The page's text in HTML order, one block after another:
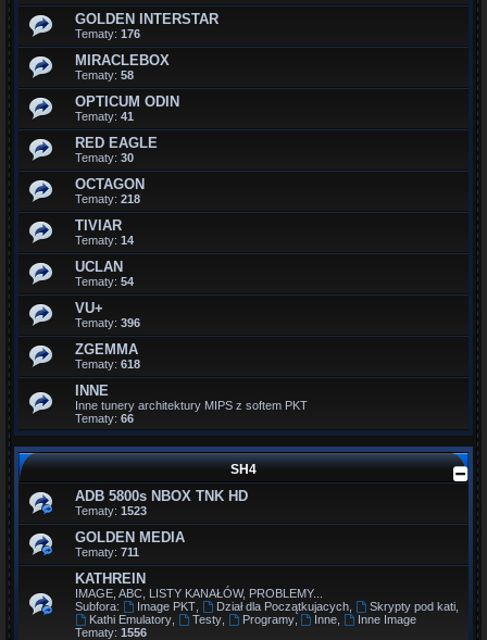
GOLDEN INTERSTAR
Tematy: 176
MIRACLEBOX
Tematy: 58
OPTICUM ODIN
Tematy: 41
RED EAGLE
Tematy: 30
OCTAGON
Tematy: 218
TIVIAR
Tematy: 14
UCLAN
Tematy: 54
VU+
Tematy: 396
ZGEMMA
Tematy: 618
INNE
Inne tunery architektury MIPS z softem PKT
Tematy: 66
SH4
ADB 5800s NBOX TNK HD
Tematy: 1523
GOLDEN MEDIA
Tematy: 711
KATHREIN
IMAGE, ABC, LISTY KANAŁÓW, PROBLEMY...
Subfora:
Image PKT, Dział dla Początkujacych, Skrypty pod kati,
Kathi Emulatory, Testy, Programy, Inne
Inne Image
Tematy: 1556